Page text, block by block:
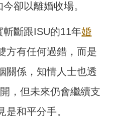
卻以離婚收場。
斬斷跟ISU的11年婚
方有任何過錯，而是
關係，知情人士也透
，但未來仍會繼續支
是和平分手。